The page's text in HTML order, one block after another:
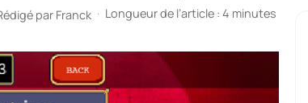
par Franck · Longueur de l’article : 4 minutes